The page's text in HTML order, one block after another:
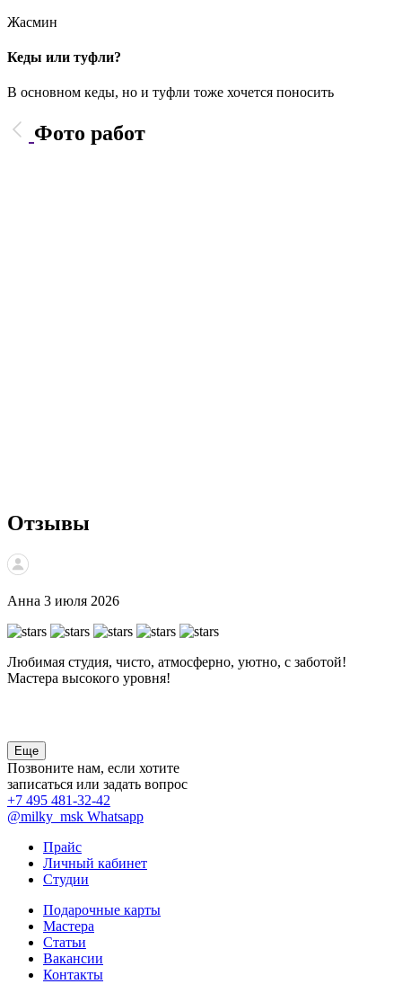
Жасмин
Кеды или туфли?
В основном кеды, но и туфли тоже хочется поносить
Фото работ
Отзывы
Анна 3 июля 2026
Любимая студия, чисто, атмосферно, уютно, с заботой!
Мастера высокого уровня!
Еще
Позвоните нам, если хотите
записаться или задать вопрос
+7 495 481-32-42
@milky_msk Whatsapp
Прайс
Личный кабинет
Студии
Подарочные карты
Мастера
Статьи
Вакансии
Контакты